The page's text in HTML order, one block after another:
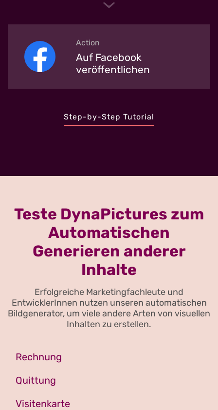
Action
Auf Facebook
veröffentlichen
Step-by-Step Tutorial
Teste DynaPictures zum
Automatischen
Generieren anderer
Inhalte
Erfolgreiche Marketingfachleute und
EntwicklerInnen nutzen unseren automatischen
Bildgenerator, um viele andere Arten von visuellen
Inhalten zu erstellen.
Rechnung
Quittung
Visitenkarte